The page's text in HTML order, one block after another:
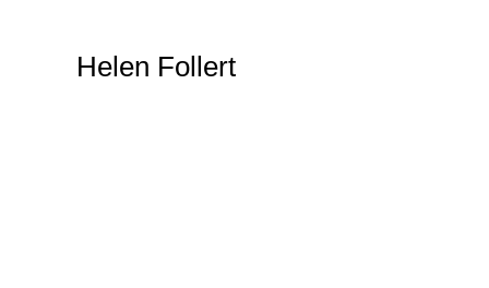
Helen Follert